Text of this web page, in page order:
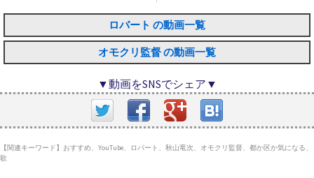
ロバート の動画一覧
オモクリ監督 の動画一覧
▼動画をSNSでシェア▼
【関連キーワード】おすすめ、YouTube、ロバート、秋山竜次、オモクリ監督、都か区か気になる、
歌